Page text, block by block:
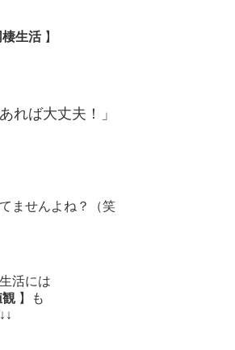
棲生活】
れば大丈夫！」
ませんよね？（笑
活には
観】も